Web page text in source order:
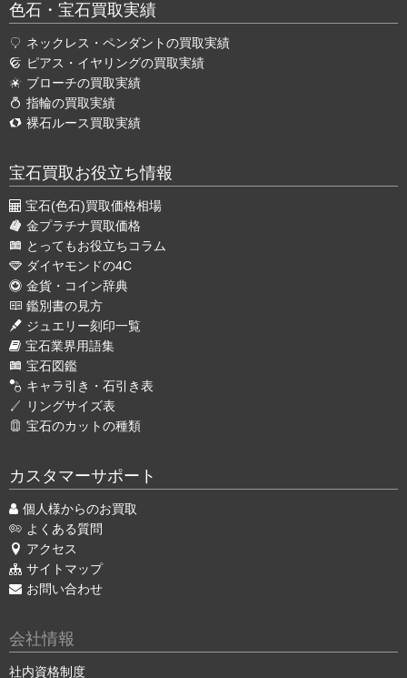
色石・宝石買取実績
ネックレス・ペンダントの買取実績
ピアス・イヤリングの買取実績
ブローチの買取実績
指輪の買取実績
裸石ルース買取実績
宝石買取お役立ち情報
宝石(色石)買取価格相場
金プラチナ買取価格
とってもお役立ちコラム
ダイヤモンドの4C
金貨・コイン辞典
鑑別書の見方
ジュエリー刻印一覧
宝石業界用語集
宝石図鑑
キャラ引き・石引き表
リングサイズ表
宝石のカットの種類
カスタマーサポート
個人様からのお買取
よくある質問
アクセス
サイトマップ
お問い合わせ
会社情報
社内資格制度